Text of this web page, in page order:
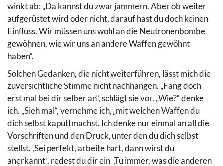
winkt ab: „Da kannst du zwar jammern. Aber ob weiter
aufgerüstet wird oder nicht, darauf hast du doch keinen
Einfluss. Wir müssen uns wohl an die Neutronenbombe
gewöhnen, wie wir uns an andere Waffen gewöhnt
haben“.
Solchen Gedanken, die nicht weiterführen, lässt mich die
zuversichtliche Stimme nicht nachhängen. „Fang doch
erst mal bei dir selber an“, schlägt sie vor. „Wie?“ denke
ich. „Sieh mal“, vernehme ich, „mit welchen Waffen du
dich selbst kaputtmachst. Ich denke nur einmal an all die
Vorschriften und den Druck, unter den du dich selbst
stellst. ‚Sei perfekt, arbeite hart, dann wirst du
anerkannt‛, redest du dir ein. ‚Tu immer, was die anderen